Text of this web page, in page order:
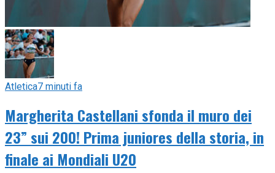
Atletica7 minuti fa
Margherita Castellani sfonda il muro dei
23” sui 200! Prima juniores della storia, in
finale ai Mondiali U20